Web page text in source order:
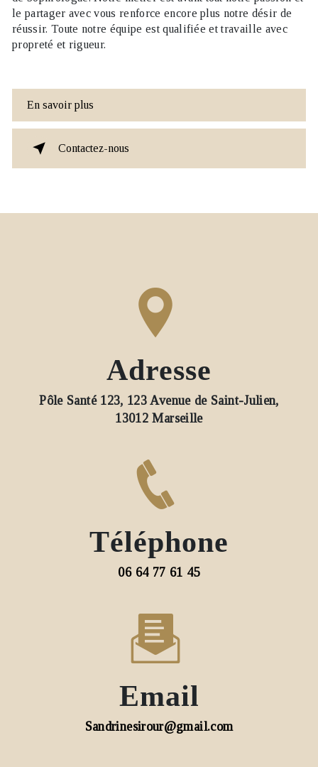
le partager avec vous renforce encore plus notre désir de
réussir. Toute notre équipe est qualifiée et travaille avec
propreté et rigueur.
En savoir plus
Contactez-nous
Adresse
Pôle Santé 123, 123 Avenue de Saint-Julien,
13012 Marseille
Téléphone
06 64 77 61 45
Email
sandrinesirour@gmail.com